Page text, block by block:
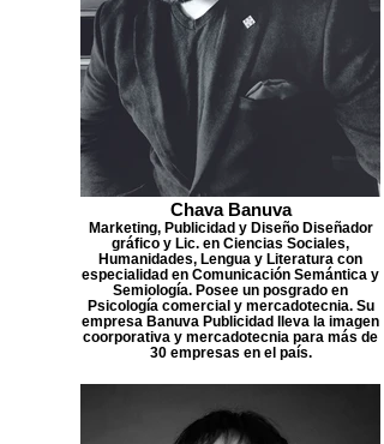
Chava Banuva
Marketing, Publicidad y Diseño Diseñador
gráfico y Lic. en Ciencias Sociales,
Humanidades, Lengua y Literatura con
especialidad en Comunicación Semántica y
Semiología. Posee un posgrado en
Psicología comercial y mercadotecnia. Su
empresa Banuva Publicidad lleva la imagen
coorporativa y mercadotecnia para más de
30 empresas en el país.